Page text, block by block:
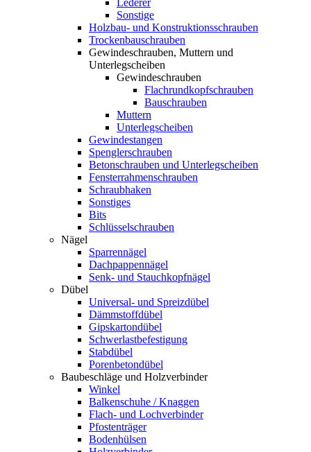
Lederer
Sonstige
Holzbau- und Konstruktionsschrauben
Trockenbauschrauben
Gewindeschrauben, Muttern und
Unterlegscheiben
Gewindeschrauben
Flachrundkopfschrauben
Bauschrauben
Muttern
Unterlegscheiben
Gewindestangen
Spenglerschrauben
Betonschrauben und Unterlegscheiben
Fensterrahmenschrauben
Schraubhaken
Sonstiges
Bits
Schlüsselschrauben
Nägel
Sparrennägel
Dachpappennägel
Senk- und Stauchkopfnägel
Dübel
Universal- und Spreizdübel
Dämmstoffdübel
Gipskartondübel
Schwerlastbefestigung
Stabdübel
Porenbetondübel
Baubeschläge und Holzverbinder
Winkel
Balkenschuhe / Knaggen
Flach- und Lochverbinder
Pfostenträger
Bodenhülsen